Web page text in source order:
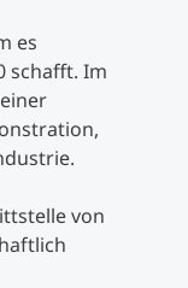
es
schafft. Im
von